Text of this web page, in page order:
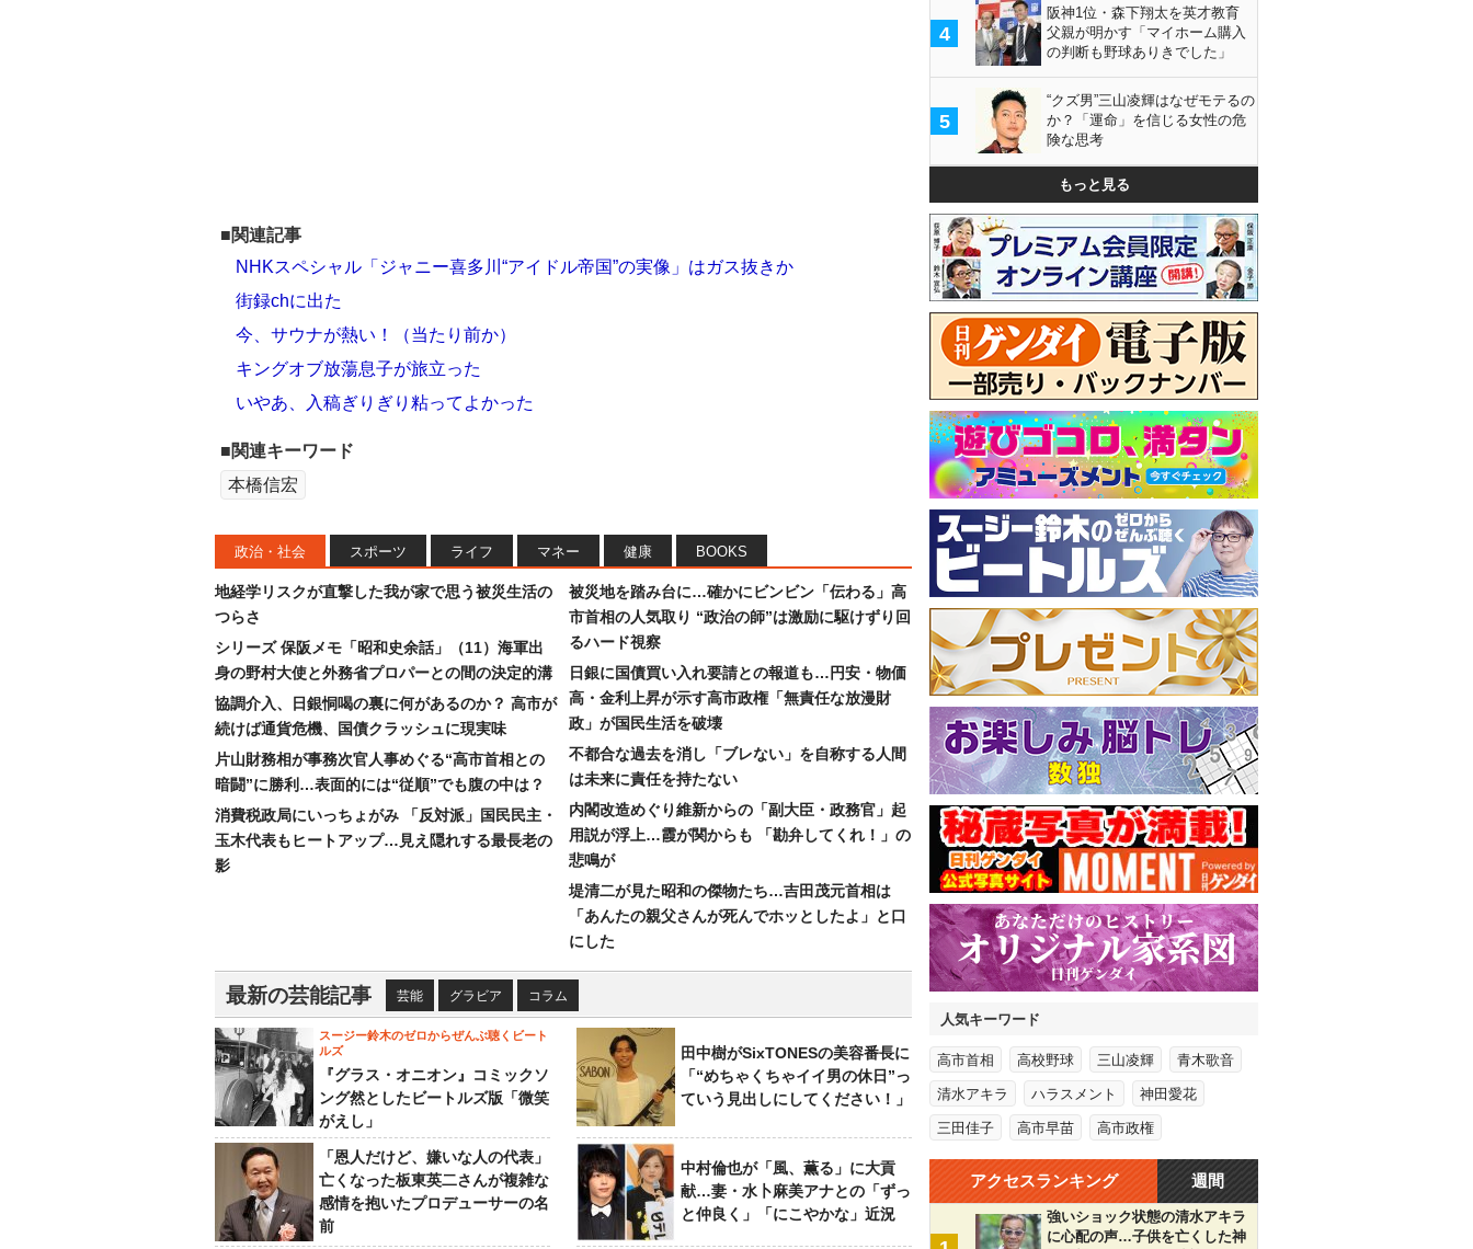
■関連記事
NHKスペシャル「ジャニー喜多川“アイドル帝国”の実像」はガス抜きか
街録chに出た
今、サウナが熱い！（当たり前か）
キングオブ放蕩息子が旅立った
いやあ、入稿ぎりぎり粘ってよかった
■関連キーワード
本橋信宏
政治・社会 スポーツ ライフ マネー 健康 BOOKS
地経学リスクが直撃した我が家で思う被災生活の
つらさ
シリーズ 保阪メモ「昭和史余話」（11）海軍出
身の野村大使と外務省プロパーとの間の決定的溝
協調介入、日銀恫喝の裏に何があるのか？ 高市が
続けば通貨危機、国債クラッシュに現実味
片山財務相が事務次官人事めぐる“高市首相との
暗闘”に勝利…表面的には“従順”でも腹の中は？
消費税政局にいっちょがみ 「反対派」国民民主・
玉木代表もヒートアップ…見え隠れする最長老の
影
被災地を踏み台に…確かにビンビン「伝わる」高
市首相の人気取り “政治の師”は激励に駆けずり回
るハード視察
日銀に国債買い入れ要請との報道も…円安・物価
高・金利上昇が示す高市政権「無責任な放漫財
政」が国民生活を破壊
不都合な過去を消し「ブレない」を自称する人間
は未来に責任を持たない
内閣改造めぐり維新からの「副大臣・政務官」起
用説が浮上…霞が関からも 「勘弁してくれ！」の
悲鳴が
堤清二が見た昭和の傑物たち…吉田茂元首相は
「あんたの親父さんが死んでホッとしたよ」と口
にした
最新の芸能記事 芸能 グラビア コラム
スージー鈴木のゼロからぜんぶ聴くビート
ルズ
『グラス・オニオン』コミックソ
ング然としたビートルズ版「微笑
がえし」
田中樹がSixTONESの美容番長に
「“めちゃくちゃイイ男の休日”っ
ていう見出しにしてください！」
「恩人だけど、嫌いな人の代表」
亡くなった板東英二さんが複雑な
感情を抱いたプロデューサーの名
前
中村倫也が「風、薫る」に大貢
献…妻・水卜麻美アナとの「ずっ
と仲良く」「にこやかな」近況
4
阪神1位・森下翔太を英才教育
父親が明かす「マイホーム購入
の判断も野球ありきでした」
5
“クズ男”三山凌輝はなぜモテるの
か？「運命」を信じる女性の危
険な思考
もっと見る
人気キーワード
高市首相 高校野球 三山凌輝 青木歌音
清水アキラ ハラスメント 神田愛花
三田佳子 高市早苗 高市政権
アクセスランキング 週間
強いショック状態の清水アキラ
に心配の声…子供を亡くした神